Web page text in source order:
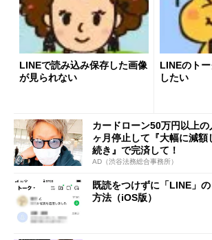
LINEで読み込み保存した画像
が見られない
LINEのト
したい
カードローン50万円以上
ヶ月停止して『大幅に減額
続き』で完済して！
AD（渋谷法務総合事務所）
既読をつけずに「LINE」
方法（iOS版）